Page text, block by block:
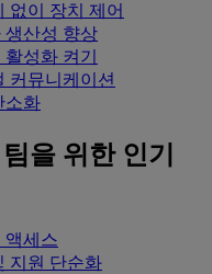
없이 장치 제어
생산성 향상
성화 켜기
커뮤니케이션
소화
을 위한 인기
액세스
지원 단순화